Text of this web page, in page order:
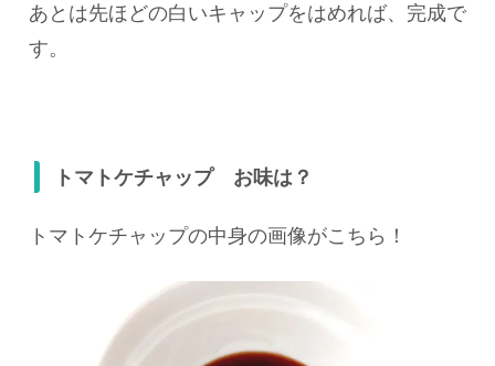
あとは先ほどの白いキャップをはめれば、完成で
す。
トマトケチャップ お味は？
トマトケチャップの中身の画像がこちら！